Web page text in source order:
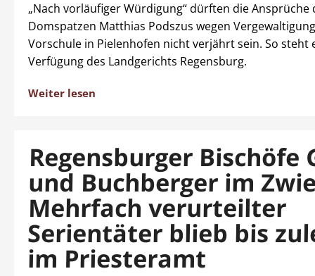
„Nach vorläufiger Würdigung“ dürften die Ansprüche
Domspatzen Matthias Podszus wegen
Vorschule in Pielenhofen nicht verjährt sein. So steht
Verfügung des Landgerichts Regensburg.
Weiter lesen
Regensburger Bischöfe
und Buchberger im
Mehrfach verurteilter
Serientäter blieb bis
im Priesteramt